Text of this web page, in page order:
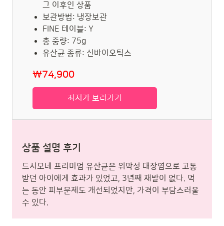
그 이후인 상품
보관방법: 냉장보관
FINE 테이블: Y
총 중량: 75g
유산균 종류: 신바이오틱스
₩74,900
최저가 보러가기
상품 설명 후기
드시모네 프리미엄 유산균은 위막성 대장염으로 고통
받던 아이에게 효과가 있었고, 3년째 재발이 없다. 먹
는 동안 피부문제도 개선되었지만, 가격이 부담스러울
수 있다.